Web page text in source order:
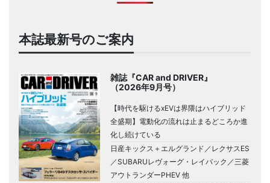
本誌最新号のご案内
雑誌『CAR and DRIVER』
（2026年9月号）
【時代を駆けるxEVは界隈はハイブリッド
全盛期】電動化の流れは止まるどころか進
化し続けている
日産キックス＋エルグランド／レクサスES
／SUBARUレヴォーグ・レイバック／三菱
アウトランダーPHEV 他